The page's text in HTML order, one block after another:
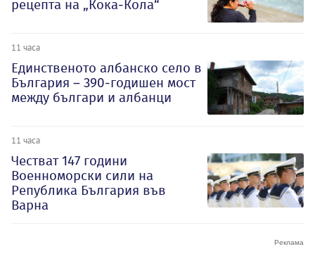
рецепта на „Кока-Кола“
11 часа
Единственото албанско село в
България – 390-годишен мост
между българи и албанци
11 часа
Честват 147 години
Военноморски сили на
Република България във
Варна